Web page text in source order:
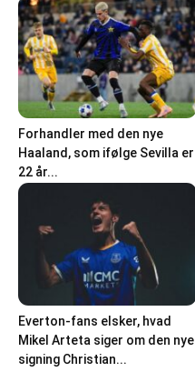
Forhandler med den nye
Haaland, som ifølge Sevilla er
22 år...
Everton-fans elsker, hvad
Mikel Arteta siger om den nye
signing Christian...